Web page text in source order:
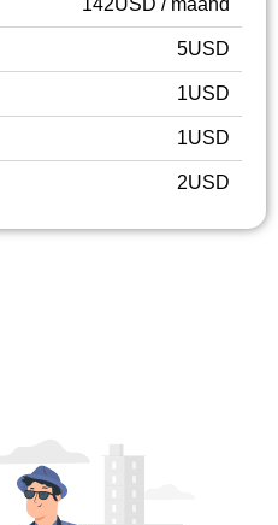
142USD / maand
5USD
1USD
1USD
2USD